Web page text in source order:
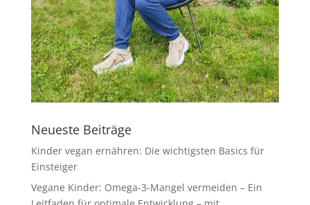
Neueste Beiträge
Kinder vegan ernähren: Die wichtigsten Basics für
Einsteiger
Vegane Kinder: Omega-3-Mangel vermeiden – Ein